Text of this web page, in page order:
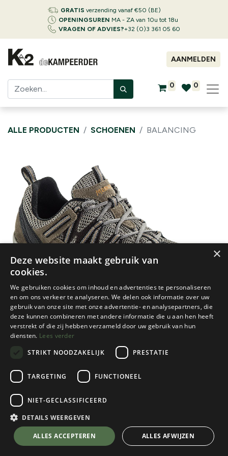
GRATIS verzending vanaf €50 (BE)
OPENINGSUREN MA - ZA van 10u tot 18u
VRAGEN OF ADVIES?+32 (0)3 361 05 60
AANMELDEN
0 0
ALLE PRODUCTEN SCHOENEN BALANCING
Meindl
Balancing
Brown/Orange
Kies een maat
💬 Stel je vraag over dit product via WhatsApp
×
Deze website maakt gebruik van
cookies.
We gebruiken cookies om inhoud en advertenties te personaliseren
en om ons verkeer te analyseren. We delen ook informatie over uw
gebruik van onze site met onze advertentie- en analysepartners, die
deze kunnen combineren met andere informatie die u aan hen heeft
verstrekt of die zij hebben verzameld door uw gebruik van hun
diensten. Lees verder
STRIKT NOODZAKELIJK
PRESTATIE
TARGETING FUNCTIONEEL
NIET-GECLASSIFICEERD
DETAILS WEERGEVEN
ALLES ACCEPTEREN ALLES AFWIJZEN